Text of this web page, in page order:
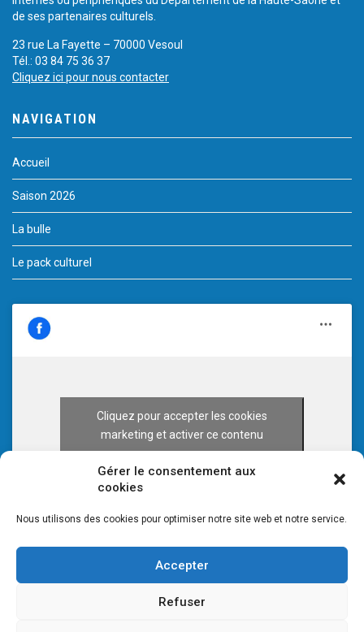
Gérer le consentement aux
cookies
Nous utilisons des cookies pour optimiser notre site web et notre service.
Accepter
Refuser
de ses partenaires culturels.
23 rue La Fayette – 70000 Vesoul
Tél.: 03 84 75 36 37
Cliquez ici pour nous contacter
NAVIGATION
Accueil
Saison 2026
La bulle
Le pack culturel
Cliquez pour accepter les cookies
marketing et activer ce contenu